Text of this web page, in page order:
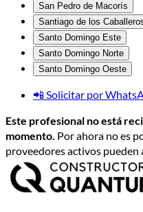
San Pedro de Macorís
Santiago de los
Santo Domingo Este
Santo Domingo Norte
Santo Domingo Oeste
📲 Solicitar por
Este profesional no está
momento. Por ahora no es
proveedores activos pueden